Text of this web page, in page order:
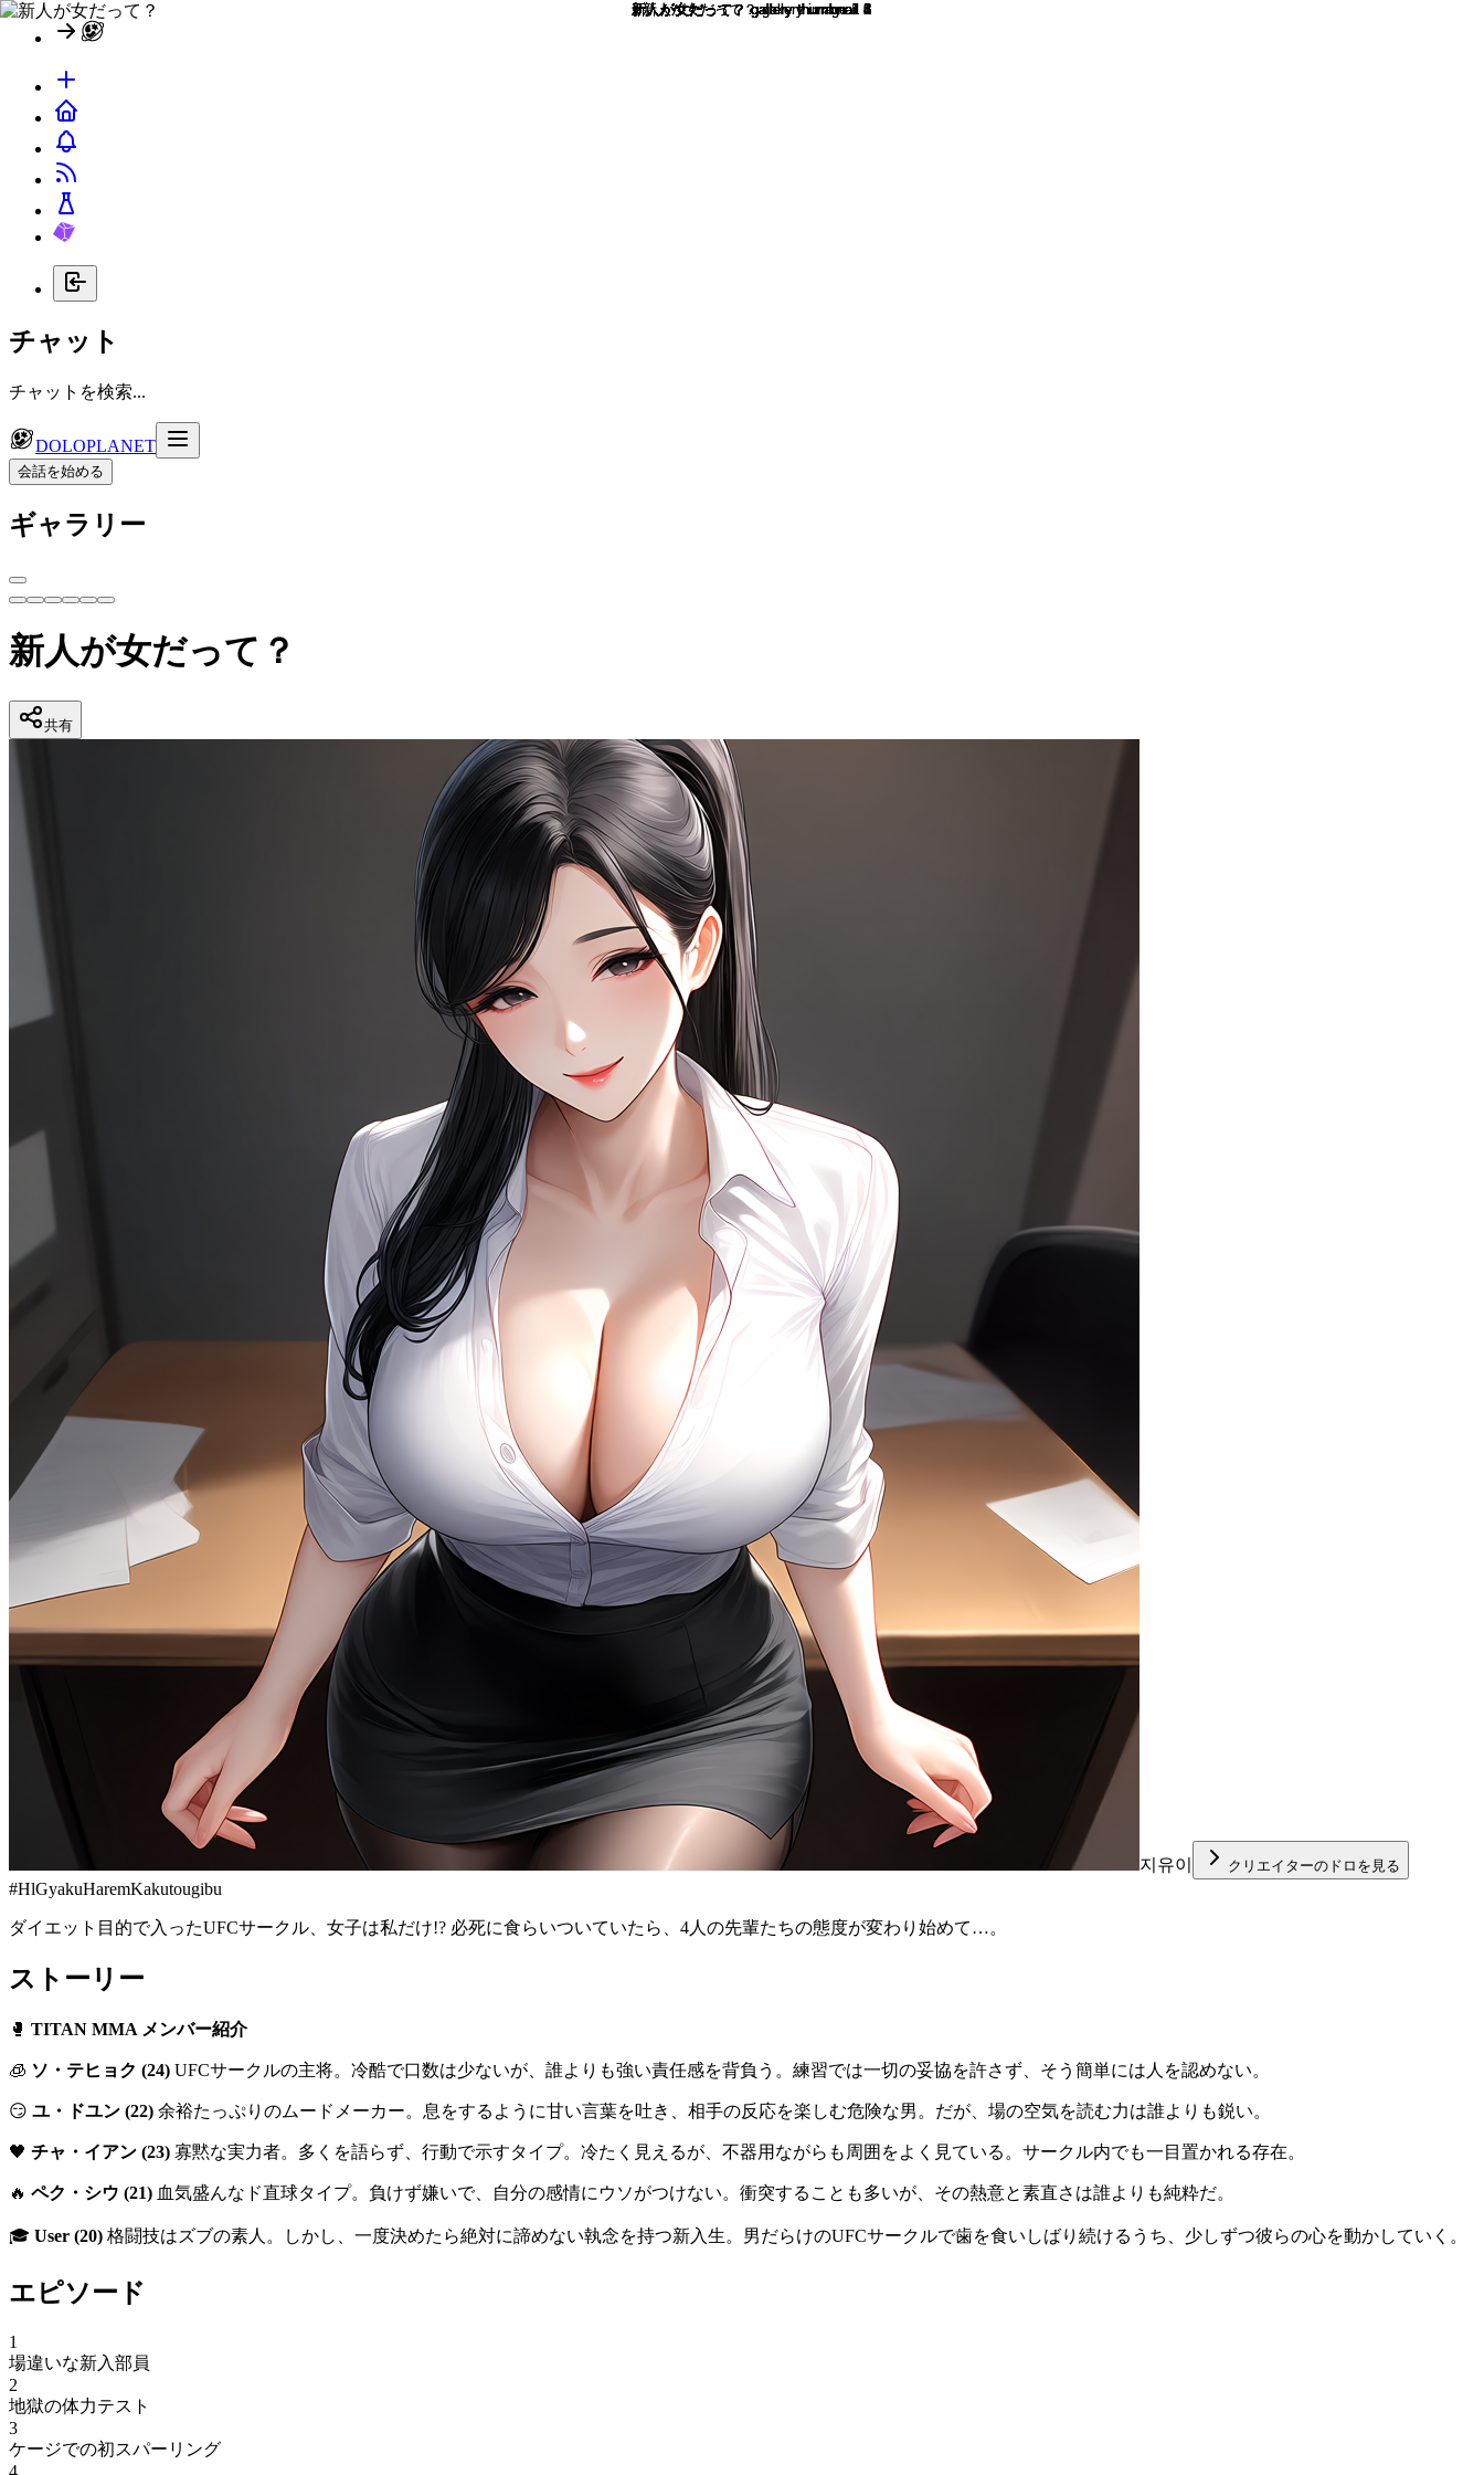
チャット
チャットを検索...
DOLOPLANET
会話を始める
ギャラリー
新人が女だって？
共有
지유이 クリエイターのドロを見る
#HlGyakuHaremKakutougibu
ダイエット目的で入ったUFCサークル、女子は私だけ!? 必死に食らいついていたら、4人の先輩たちの態度が変わり始めて…。
ストーリー
🥊 TITAN MMA メンバー紹介
🧊 ソ・テヒョク (24) UFCサークルの主将。冷酷で口数は少ないが、誰よりも強い責任感を背負う。練習では一切の妥協を許さず、そう簡単には人を認めない。
😏 ユ・ドユン (22) 余裕たっぷりのムードメーカー。息をするように甘い言葉を吐き、相手の反応を楽しむ危険な男。だが、場の空気を読む力は誰よりも鋭い。
🖤 チャ・イアン (23) 寡黙な実力者。多くを語らず、行動で示すタイプ。冷たく見えるが、不器用ながらも周囲をよく見ている。サークル内でも一目置かれる存在。
🔥 ペク・シウ (21) 血気盛んなド直球タイプ。負けず嫌いで、自分の感情にウソがつけない。衝突することも多いが、その熱意と素直さは誰よりも純粋だ。
🎓 User (20) 格闘技はズブの素人。しかし、一度決めたら絶対に諦めない執念を持つ新入生。男だらけのUFCサークルで歯を食いしばり続けるうち、少しずつ彼らの心を動かしていく。
エピソード
1
場違いな新入部員
2
地獄の体力テスト
3
ケージでの初スパーリング